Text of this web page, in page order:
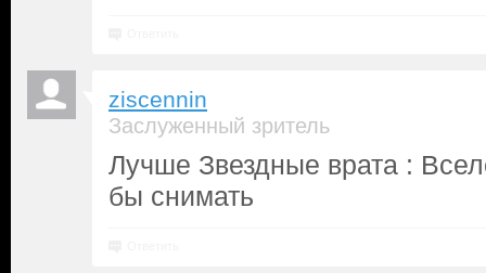
ziscennin
Заслуженный зритель
Лучше Звездные врата :
бы снимать